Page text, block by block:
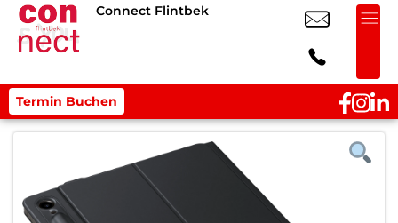
Connect Flintbek
Termin Buchen